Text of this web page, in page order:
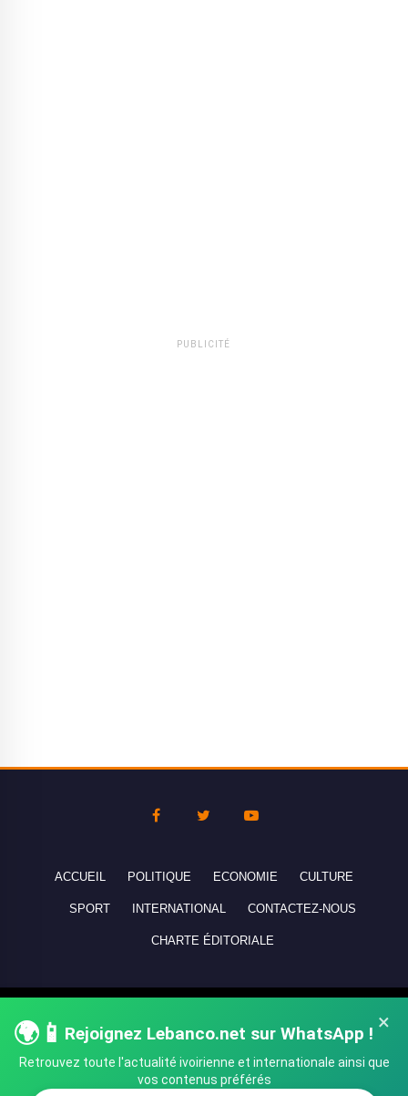
PUBLICITÉ
×
🌍📱 Rejoignez Lebanco.net sur WhatsApp !
Retrouvez toute l'actualité ivoirienne et internationale ainsi que
vos contenus préférés
ACCUEIL POLITIQUE ECONOMIE CULTURE
SPORT INTERNATIONAL CONTACTEZ-NOUS
CHARTE ÉDITORIALE
réservés - All rights reserved.